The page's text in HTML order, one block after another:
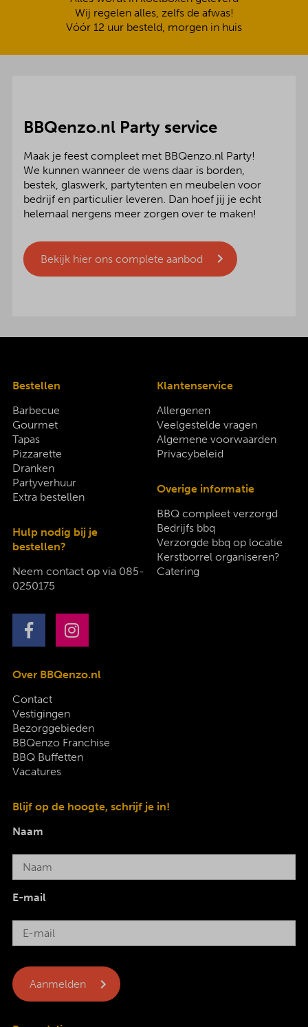
Wij regelen alles, zelfs de afwas!
Vóór 12 uur besteld, morgen in huis
BBQenzo.nl Party service
Maak je feest compleet met BBQenzo.nl Party!
We kunnen wanneer de wens daar is borden,
bestek, glaswerk, partytenten en meubelen voor
bedrijf en particulier leveren. Dan hoef jij je echt
helemaal nergens meer zorgen over te maken!
Bekijk hier ons complete aanbod
Bestellen
Barbecue
Gourmet
Tapas
Pizzarette
Dranken
Partyverhuur
Extra bestellen
Hulp nodig bij je
bestellen?
Neem contact op via 085-
0250175
Klantenservice
Allergenen
Veelgestelde vragen
Algemene voorwaarden
Privacybeleid
Overige informatie
BBQ compleet verzorgd
Bedrijfs bbq
Verzorgde bbq op locatie
Kerstborrel organiseren?
Catering
Over BBQenzo.nl
Contact
Vestigingen
Bezorggebieden
BBQenzo Franchise
BBQ Buffetten
Vacatures
Blijf op de hoogte, schrijf je in!
Naam
E-mail